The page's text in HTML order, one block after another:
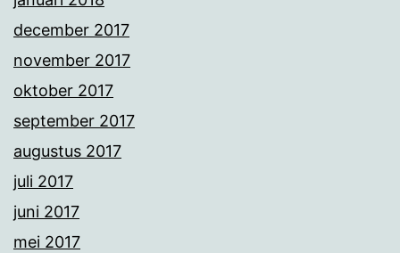
december 2017
november 2017
oktober 2017
september 2017
augustus 2017
juli 2017
juni 2017
mei 2017